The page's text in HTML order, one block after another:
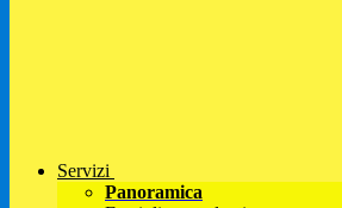
Servizi
Panoramica